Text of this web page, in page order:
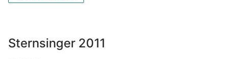
Sternsinger 2011